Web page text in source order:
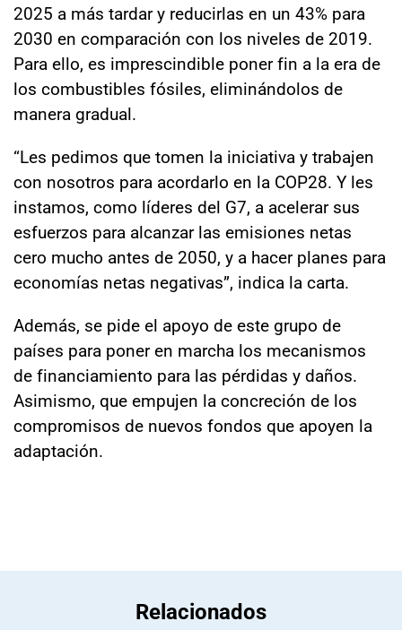
2025 a más tardar y reducirlas en un 43% para
2030 en comparación con los niveles de 2019.
Para ello, es imprescindible poner fin a la era de
los combustibles fósiles, eliminándolos de
manera gradual.
“Les pedimos que tomen la iniciativa y trabajen
con nosotros para acordarlo en la COP28. Y les
instamos, como líderes del G7, a acelerar sus
esfuerzos para alcanzar las emisiones netas
cero mucho antes de 2050, y a hacer planes para
economías netas negativas”, indica la carta.
Además, se pide el apoyo de este grupo de
países para poner en marcha los mecanismos
de financiamiento para las pérdidas y daños.
Asimismo, que empujen la concreción de los
compromisos de nuevos fondos que apoyen la
adaptación.
Relacionados